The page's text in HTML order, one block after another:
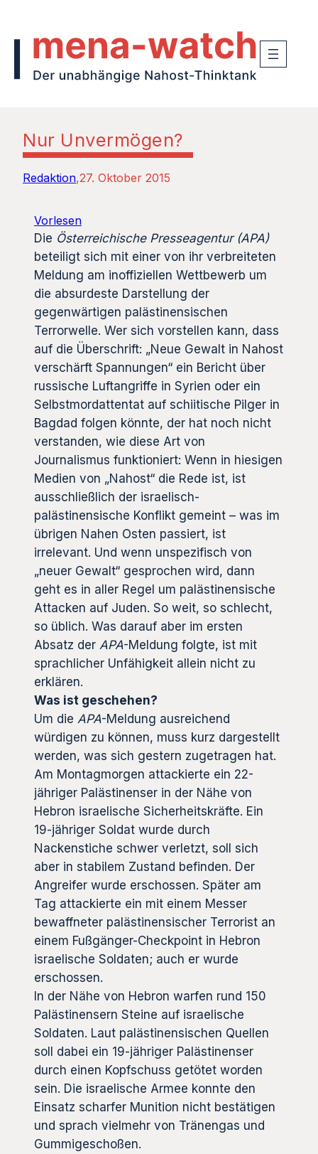
Nur Unvermögen?
Redaktion 27. Oktober 2015
Vorlesen
Die Österreichische Presseagentur (APA)
beteiligt sich mit einer von ihr verbreiteten
Meldung am inoffiziellen Wettbewerb um
die absurdeste Darstellung der
gegenwärtigen palästinensischen
Terrorwelle. Wer sich vorstellen kann, dass
auf die Überschrift: „Neue Gewalt in Nahost
verschärft Spannungen“ ein Bericht über
russische Luftangriffe in Syrien oder ein
Selbstmordattentat auf schiitische Pilger in
Bagdad folgen könnte, der hat noch nicht
verstanden, wie diese Art von
Journalismus funktioniert: Wenn in hiesigen
Medien von „Nahost“ die Rede ist, ist
ausschließlich der israelisch-
palästinensische Konflikt gemeint – was im
übrigen Nahen Osten passiert, ist
irrelevant. Und wenn unspezifisch von
„neuer Gewalt“ gesprochen wird, dann
geht es in aller Regel um palästinensische
Attacken auf Juden. So weit, so schlecht,
so üblich. Was darauf aber im ersten
Absatz der APA-Meldung folgte, ist mit
sprachlicher Unfähigkeit allein nicht zu
erklären.
Was ist geschehen?
Um die APA-Meldung ausreichend
würdigen zu können, muss kurz dargestellt
werden, was sich gestern zugetragen hat.
Am Montagmorgen attackierte ein 22-
jähriger Palästinenser in der Nähe von
Hebron israelische Sicherheitskräfte. Ein
19-jähriger Soldat wurde durch
Nackenstiche schwer verletzt, soll sich
aber in stabilem Zustand befinden. Der
Angreifer wurde erschossen. Später am
Tag attackierte ein mit einem Messer
bewaffneter palästinensischer Terrorist an
einem Fußgänger-Checkpoint in Hebron
israelische Soldaten; auch er wurde
erschossen.
In der Nähe von Hebron warfen rund 150
Palästinensern Steine auf israelische
Soldaten. Laut palästinensischen Quellen
soll dabei ein 19-jähriger Palästinenser
durch einen Kopfschuss getötet worden
sein. Die israelische Armee konnte den
Einsatz scharfer Munition nicht bestätigen
und sprach vielmehr von Tränengas und
Gummigeschoßen.